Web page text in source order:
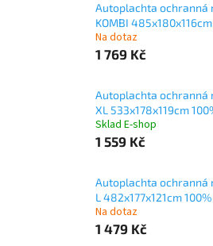
Autoplachta ochranná
KOMBI 485x180x116cm
Na dotaz
1 769 Kč
Autoplachta ochranná
XL 533x178x119cm
Sklad E-shop
1 559 Kč
Autoplachta ochranná
L 482x177x121cm 100%
Na dotaz
1 479 Kč